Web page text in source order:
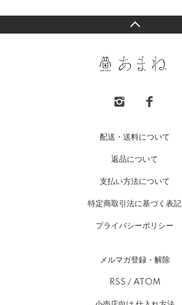
配送・送料について
返品について
支払い方法について
特定商取引法に基づく表記
プライバシーポリシー
メルマガ登録・解除
RSS / ATOM